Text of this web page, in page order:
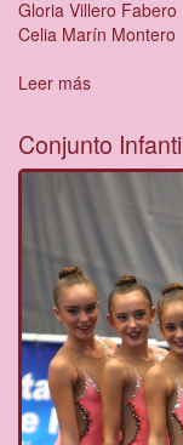
Gloria Villero Fabero
Celia Marín Montero
Leer más
Infantil
Copa
Conjunto